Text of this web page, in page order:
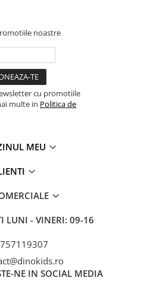
noastre
cu promotiile
multe in Politica de
MEU
LUNI - VINERI: 09-16
NE IN SOCIAL MEDIA